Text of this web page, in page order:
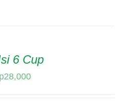
6 Cup
28,000Current